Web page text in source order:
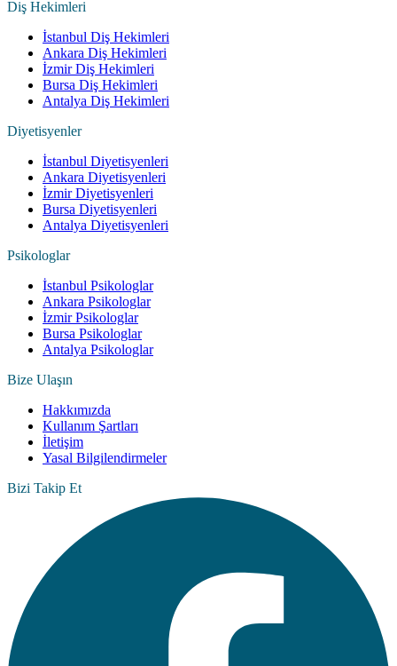
Diş Hekimleri
İstanbul Diş Hekimleri
Ankara Diş Hekimleri
İzmir Diş Hekimleri
Bursa Diş Hekimleri
Antalya Diş Hekimleri
Diyetisyenler
İstanbul Diyetisyenleri
Ankara Diyetisyenleri
İzmir Diyetisyenleri
Bursa Diyetisyenleri
Antalya Diyetisyenleri
Psikologlar
İstanbul Psikologlar
Ankara Psikologlar
İzmir Psikologlar
Bursa Psikologlar
Antalya Psikologlar
Bize Ulaşın
Hakkımızda
Kullanım Şartları
İletişim
Yasal Bilgilendirmeler
Bizi Takip Et